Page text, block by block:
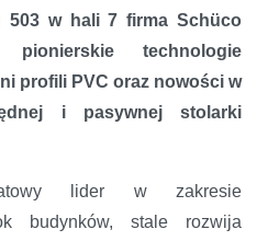
Frontale
503 w hali 7 firma Schüco
pionierskie technologie
profili PVC oraz nowości w
i pasywnej stolarki
lider w zakresie
budynków, stale rozwija